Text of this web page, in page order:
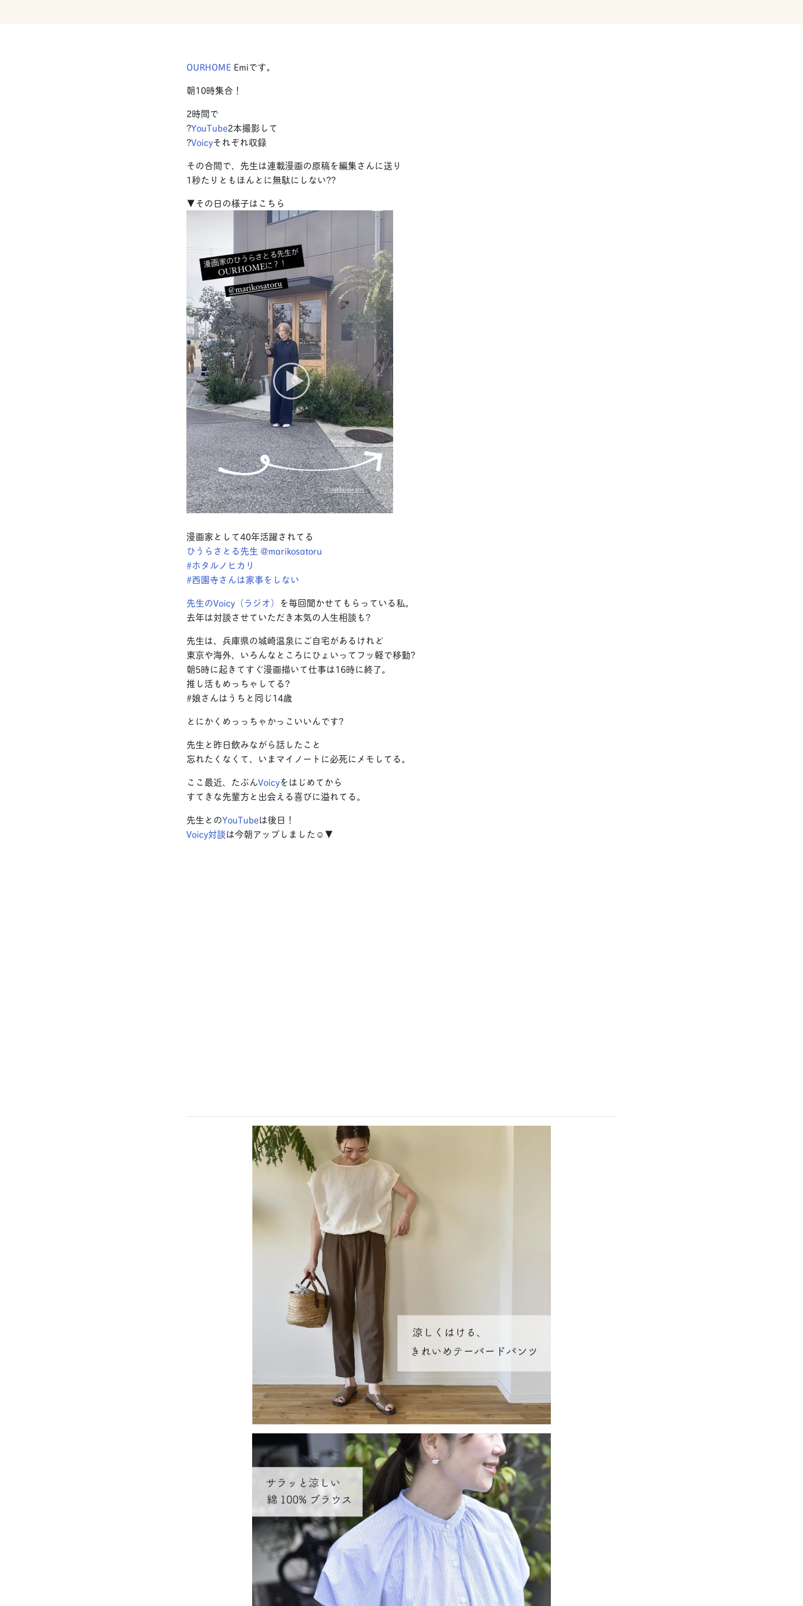
OURHOME Emiです。
朝10時集合！
2時間で
?YouTube2本撮影して
?Voicyそれぞれ収録
その合間で、先生は連載漫画の原稿を編集さんに送り
1秒たりともほんとに無駄にしない??
▼その日の様子はこちら
漫画家として40年活躍されてる
ひうらさとる先生 @marikosatoru
#ホタルノヒカリ
#西園寺さんは家事をしない
先生のVoicy（ラジオ） を毎回聞かせてもらっている私。
去年は対談させていただき本気の人生相談も?
先生は、兵庫県の城崎温泉にご自宅があるけれど
東京や海外、いろんなところにひょいってフッ軽で移動?
朝5時に起きてすぐ漫画描いて仕事は16時に終了。
推し活もめっちゃしてる?
#娘さんはうちと同じ14歳
とにかくめっっちゃかっこいいんです?
先生と昨日飲みながら話したこと
忘れたくなくて、いまマイノートに必死にメモしてる。
ここ最近、たぶんVoicyをはじめてから
すてきな先輩方と出会える喜びに溢れてる。
先生とのYouTubeは後日！
Voicy対談は今朝アップしました☺️▼